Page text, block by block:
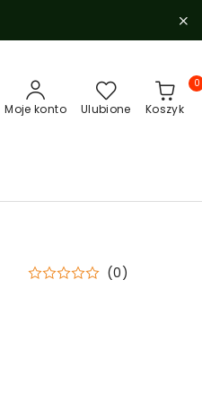
Moje konto Ulubione Koszyk
0
(0)